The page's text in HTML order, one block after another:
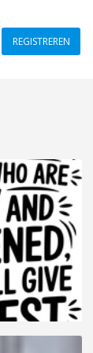
REGISTREREN